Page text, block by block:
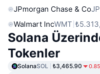
JPmorgan Chase & Co
Walmart IncWMT
Solana
Tokenler
SolanaSOL ₺3,465.90